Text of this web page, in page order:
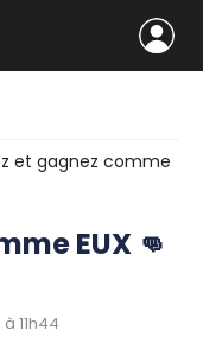
et gagnez comme
EUX 👊
11h44